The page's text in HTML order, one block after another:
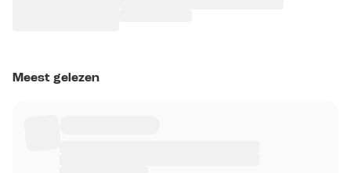
Meest gelezen